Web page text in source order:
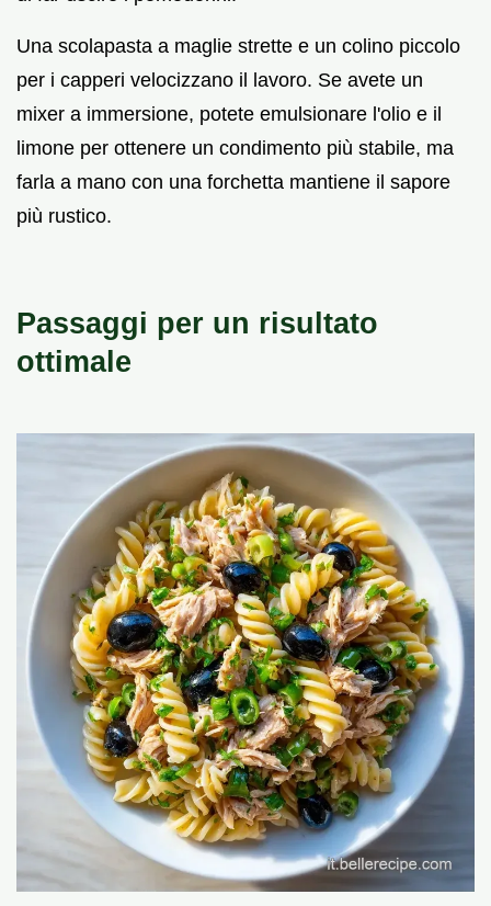
Una scolapasta a maglie strette e un colino piccolo
per i capperi velocizzano il lavoro. Se avete un
mixer a immersione, potete emulsionare l'olio e il
limone per ottenere un condimento più stabile, ma
farla a mano con una forchetta mantiene il sapore
più rustico.
Passaggi per un risultato
ottimale